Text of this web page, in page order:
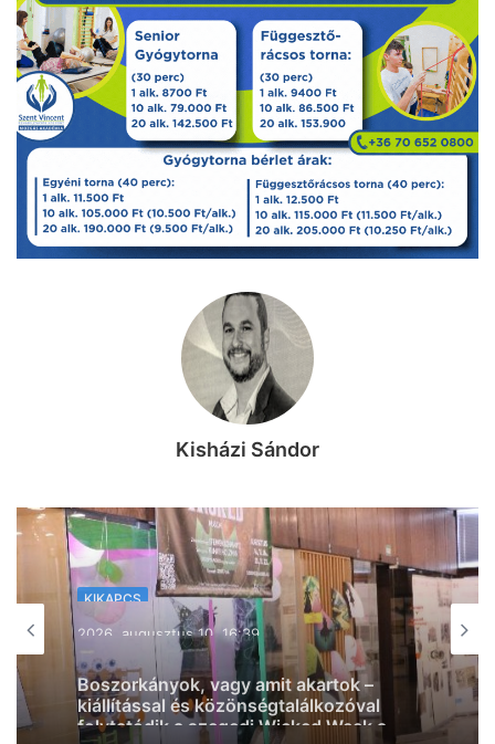
Kisházi Sándor
KIKAPCS
2026, augusztus 10. 15:56
A Hercegnő és a Szupersztár –
ingyenes gyerekkoncerttel zárul a
szegedi augusztus a Móra parkban